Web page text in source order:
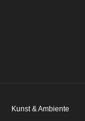
Kunst & Ambiente